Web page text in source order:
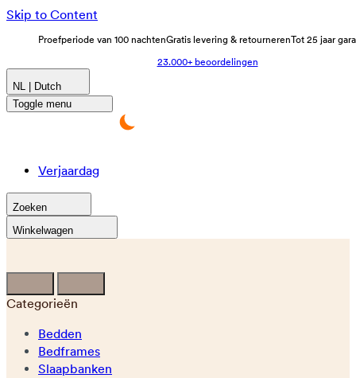
Skip to Content
Proefperiode van 100 nachtenGratis levering & retournerenTot 25 jaar
23.000+ beoordelingen
NL | Dutch
Toggle menu
Verjaardag
Zoeken
Winkelwagen
Categorieën
Bedden
Bedframes
Slaapbanken